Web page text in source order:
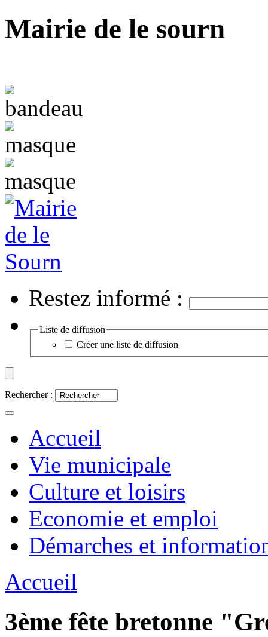
Mairie de le sourn
Restez informé :
Liste de diffusion
Créer une liste de diffusion
Rechercher :
Accueil
Vie municipale
Culture et loisirs
Economie et emploi
Démarches et
Accueil
3ème fête bretonne